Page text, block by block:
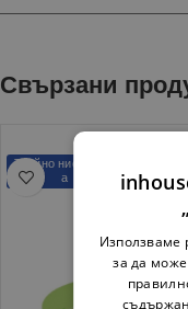
Свързани
Трайно ниска цен
а
Използваме
за да